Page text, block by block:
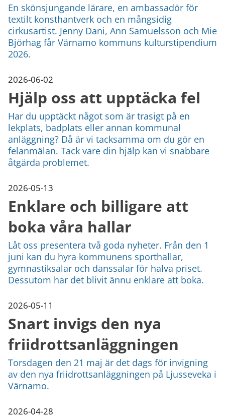
En skönsjungande lärare, en ambassadör för
textilt konsthantverk och en mångsidig
cirkusartist. Jenny Dani, Ann Samuelsson och Mie
Björhag får Värnamo kommuns kulturstipendium
2026.
2026-06-02
Hjälp oss att upptäcka fel
Har du upptäckt något som är trasigt på en
lekplats, badplats eller annan kommunal
anläggning? Då är vi tacksamma om du gör en
felanmälan. Tack vare din hjälp kan vi snabbare
åtgärda problemet.
2026-05-13
Enklare och billigare att
boka våra hallar
Låt oss presentera två goda nyheter. Från den 1
juni kan du hyra kommunens sporthallar,
gymnastiksalar och danssalar för halva priset.
Dessutom har det blivit ännu enklare att boka.
2026-05-11
Snart invigs den nya
friidrottsanläggningen
Torsdagen den 21 maj är det dags för invigning
av den nya friidrottsanläggningen på Ljusseveka i
Värnamo.
2026-04-28